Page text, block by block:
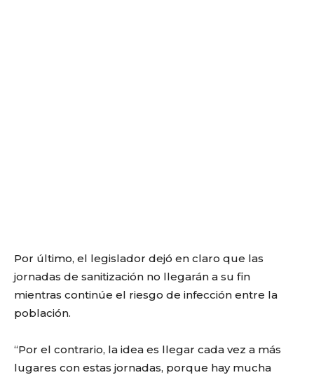
Por último, el legislador dejó en claro que las
jornadas de sanitización no llegarán a su fin
mientras continúe el riesgo de infección entre la
población.
“Por el contrario, la idea es llegar cada vez a más
lugares con estas jornadas, porque hay mucha